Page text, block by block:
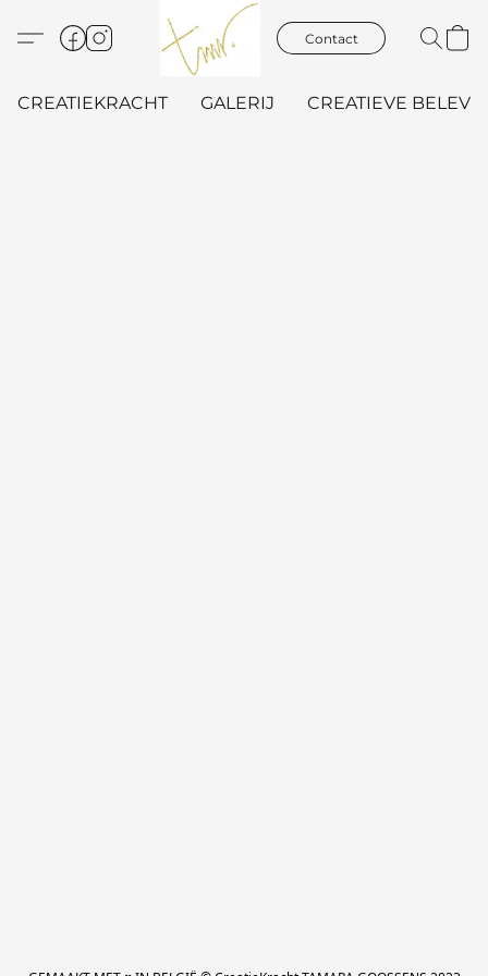
Contact
CREATIEKRACHT GALERIJ CREATIEVE